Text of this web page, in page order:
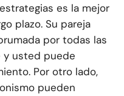
es la mejor
plazo. Su pareja
por todas las
y usted puede
Por otro lado,
pueden